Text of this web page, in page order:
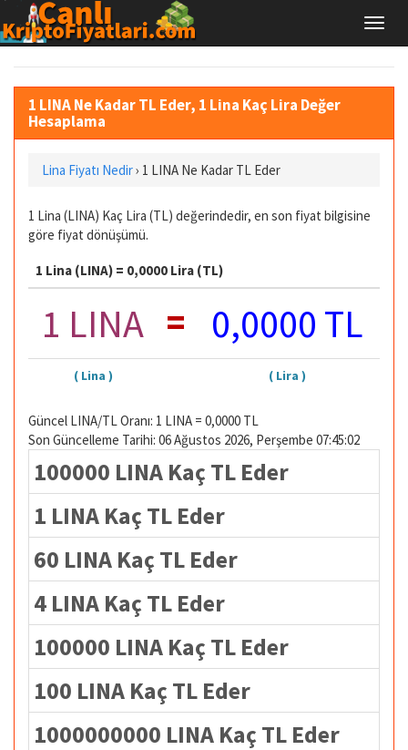
1 LINA Ne Kadar TL Eder, 1 Lina Kaç Lira Değer
Hesaplama
Lina Fiyatı Nedir› 1 LINA Ne Kadar TL Eder
1 Lina (LINA) Kaç Lira (TL) değerindedir, en son fiyat bilgisine
göre fiyat dönüşümü.
1 Lina (LINA) = 0,0000 Lira (TL)
1 LINA = 0,0000 TL
( Lina ) ( Lira )
Güncel LINA/TL Oranı: 1 LINA = 0,0000 TL
Son Güncelleme Tarihi: 06 Ağustos 2026, Perşembe 07:45:02
100000 LINA Kaç TL Eder
1 LINA Kaç TL Eder
60 LINA Kaç TL Eder
4 LINA Kaç TL Eder
100000 LINA Kaç TL Eder
100 LINA Kaç TL Eder
1000000000 LINA Kaç TL Eder